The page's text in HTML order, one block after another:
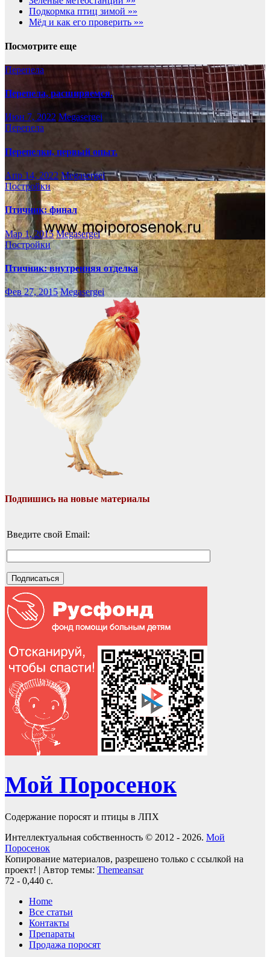
Подкормка птиц зимой »»
Мёд и как его проверить »»
Посмотрите еще
Перепела
Перепела, расширяемся.
Июн 7, 2022 Megasergei
Перепела
Перепелки, первый опыт.
Апр 14, 2022 Megasergei
Постройки
Птичник: финал
Мар 1, 2015 Megasergei
Постройки
Птичник: внутренняя отделка
Фев 27, 2015 Megasergei
Подпишись на новые материалы
Введите свой Email:
Мой Поросенок
Содержание поросят и птицы в ЛПХ
Интеллектуальная собственность © 2012 - 2026. Мой
Поросенок
Копирование материалов, разрешено только с ссылкой на
проект!
Автор темы: Themeansar
72 - 0,440 с.
Home
Все статьи
Контакты
Препараты
Продажа поросят